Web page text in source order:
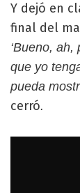
Y dejó en
final del
‘Bueno,
que yo
pueda
cerró.